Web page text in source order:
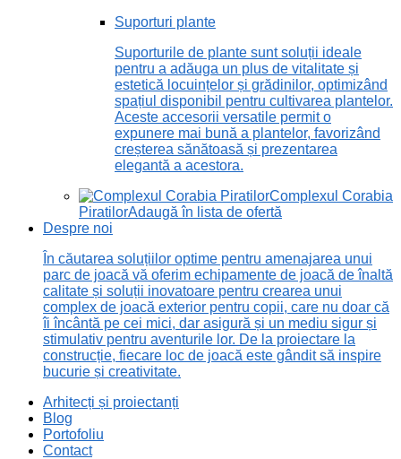
Suporturi plante
Suporturile de plante sunt soluții ideale
pentru a adăuga un plus de vitalitate și
estetică locuințelor și grădinilor, optimizând
spațiul disponibil pentru cultivarea plantelor.
Aceste accesorii versatile permit o
expunere mai bună a plantelor, favorizând
creșterea sănătoasă și prezentarea
elegantă a acestora.
Complexul Corabia
PiratilorAdaugă în lista de ofertă
Despre noi
În căutarea soluțiilor optime pentru amenajarea unui
parc de joacă vă oferim echipamente de joacă de înaltă
calitate și soluții inovatoare pentru crearea unui
complex de joacă exterior pentru copii, care nu doar că
îi încântă pe cei mici, dar asigură și un mediu sigur și
stimulativ pentru aventurile lor. De la proiectare la
construcție, fiecare loc de joacă este gândit să inspire
bucurie și creativitate.
Arhitecți și proiectanți
Blog
Portofoliu
Contact